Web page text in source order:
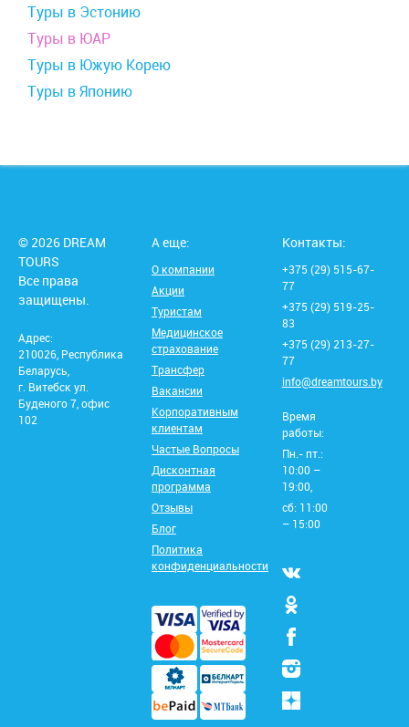
Туры в Эстонию
Туры в ЮАР
Туры в Южую Корею
Туры в Японию
© 2026 DREAM
TOURS
Все права
защищены.
Адрес:
210026, Республика
Беларусь,
г. Витебск ул.
Буденого 7, офис
102
А еще:
О компании
Акции
Туристам
Медицинское
страхование
Трансфер
Вакансии
Корпоративным
клиентам
Частые Вопросы
Дисконтная
программа
Отзывы
Блог
Политика
конфиденциальности
Контакты:
+375 (29) 515-67-
77
+375 (29) 519-25-
83
+375 (29) 213-27-
77
info@dreamtours.by
Время
работы:
Пн.- пт.:
10:00 –
19:00,
сб: 11:00
– 15:00